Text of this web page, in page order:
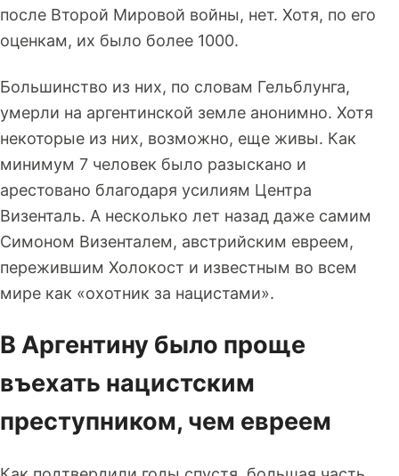
после Второй Мировой войны, нет. Хотя, по его
оценкам, их было более 1000.
Большинство из них, по словам Гельблунга,
умерли на аргентинской земле анонимно. Хотя
некоторые из них, возможно, еще живы. Как
минимум 7 человек было разыскано и
арестовано благодаря усилиям Центра
Визенталь. А несколько лет назад даже самим
Симоном Визенталем, австрийским евреем,
пережившим Холокост и известным во всем
мире как «охотник за нацистами».
В Аргентину было проще
въехать нацистским
преступником, чем евреем